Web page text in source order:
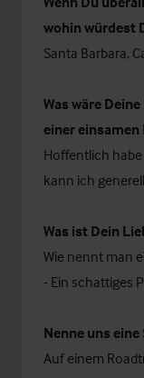
wohin würdest
Santa Barbara,
Was wäre
einer einsamen
Hoffentlich
kann ich
Was ist Dein
Wie nennt man
- Ein schattiges
Nenne uns
Auf einem